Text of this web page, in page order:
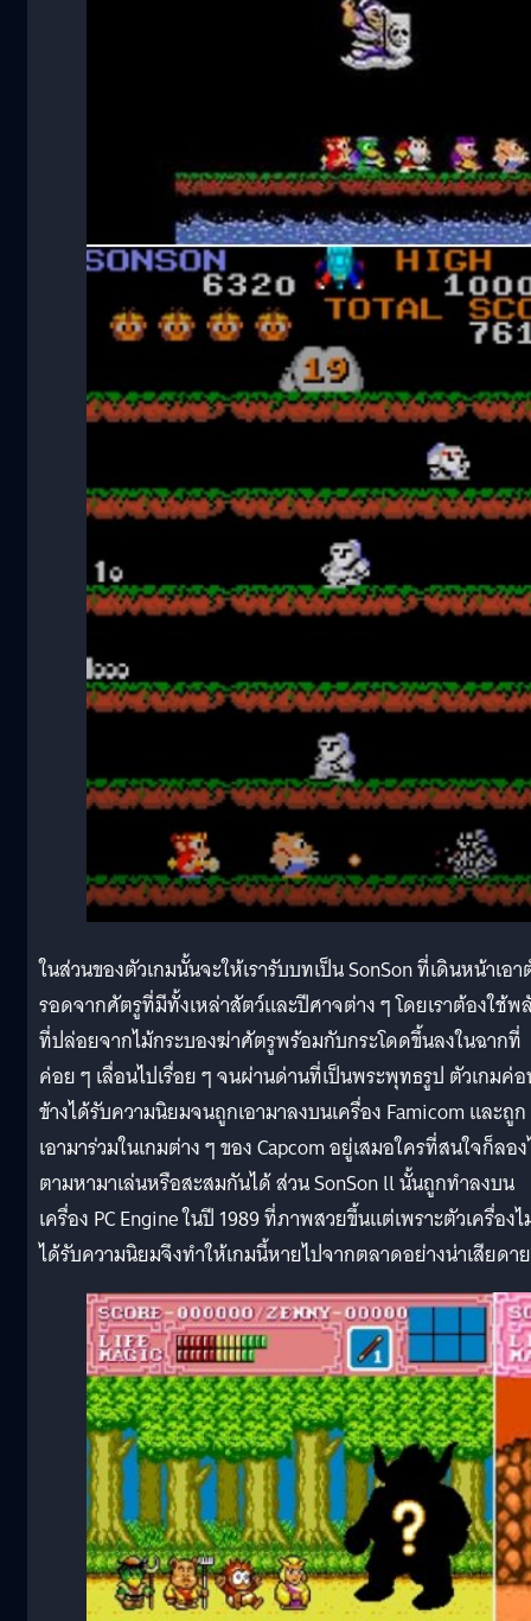
ในส่วนของตัวเกมนั้นจะให้เรารับบทเป็น SonSon ที่เดินหน้าเอา
รอดจากศัตรูที่มีทั้งเหล่าสัตว์และปีศาจต่าง ๆ โดยเราต้องใช้พ
ที่ปล่อยจากไม้กระบองฆ่าศัตรูพร้อมกับกระโดดขึ้นลงในฉากที่
ค่อย ๆ เลื่อนไปเรื่อย ๆ จนผ่านด่านที่เป็นพระพุทธรูป ตัวเกมค่
ข้างได้รับความนิยมจนถูกเอามาลงบนเครื่อง Famicom และถูก
เอามาร่วมในเกมต่าง ๆ ของ Capcom อยู่เสมอใครที่สนใจก็ลอ
ตามหามาเล่นหรือสะสมกันได้ ส่วน SonSon ll นั้นถูกทำลงบน
เครื่อง PC Engine ในปี 1989 ที่ภาพสวยขึ้นแต่เพราะตัวเครื่อง
ได้รับความนิยมจึงทำให้เกมนี้หายไปจากตลาดอย่างน่าเสียดาย